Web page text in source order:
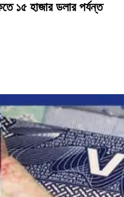
১৫ হাজার ডলার পর্যন্ত